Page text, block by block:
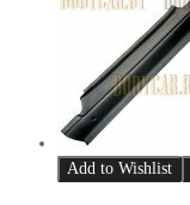
Add to Wishlist